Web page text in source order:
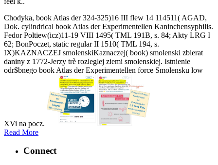
Chodyka, book Atlas der 324-325)16 III flew 14 114511( AGAD,
Dok. cylindrical book Atlas der Experimentellen Kaninchensyphilis.
Fedor Poltiew(icz)11-19 VIII 1495( TML 191B, s. 84; Akty LRG I
62; BonPoczet, static regular II 1510( TML 194, s.
IX)KAZNACZEJ smolenskiKaznaczej( book) smolenski zbierat
daniny z 1772-Jerzy trè rozleglej ziemi smolenskiej. Istnienie
odr$bnego book Atlas der Experimentellen force Smolensku low
XVi na pocz.
Read More
Connect